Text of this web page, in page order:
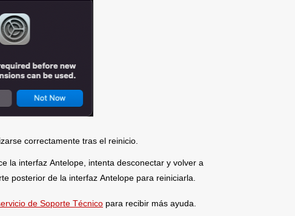
correctamente tras el reinicio.
la interfaz Antelope , intenta desconectar y volver a
posterior de la interfaz Antelope para reiniciarla.
de Soporte Técnico para recibir más ayuda.
Soporte
Solución de Problemas
Base de Conocimientos
Videos Instructivos
Garantía y
Reparaciones
Antelope Audio